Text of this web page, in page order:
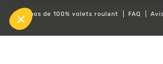
A propos de 100% volets roulant FAQ